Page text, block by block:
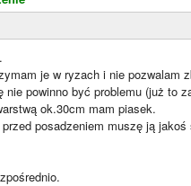
je w ryzach i nie pozwalam
powinno być problemu (już to
ok.30cm mam piasek.
posadzeniem muszę ją